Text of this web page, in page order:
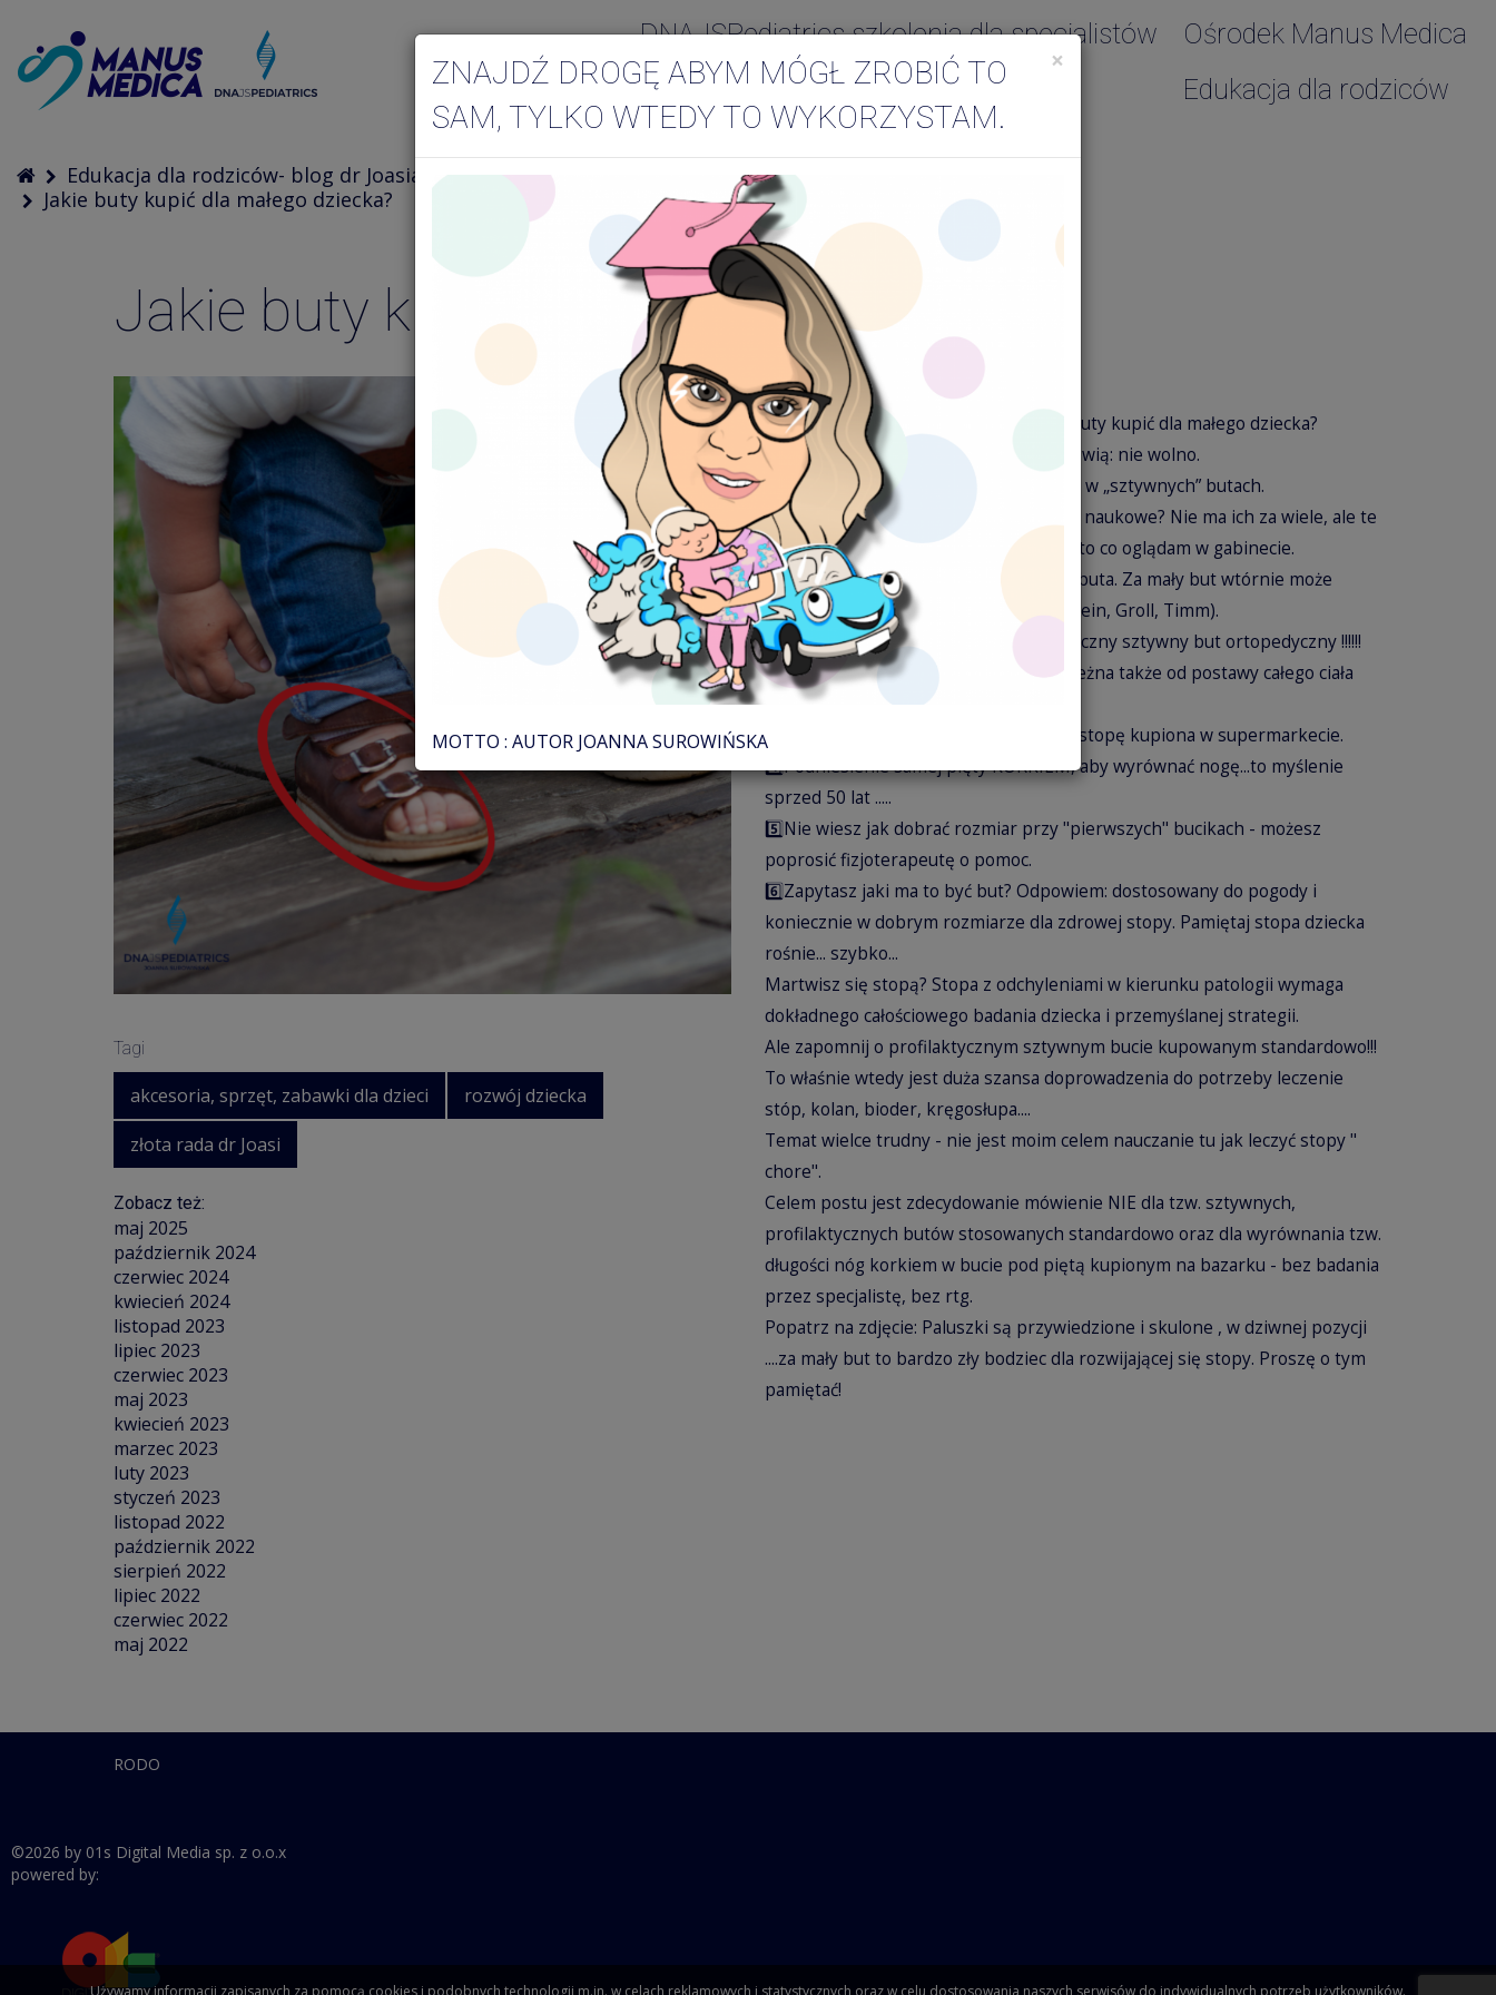
DNAJSPediatrics szkolenia dla specjalistów
Ośrodek Manus Medica
Edukacja dla rodziców
Edukacja dla rodziców- blog dr Joasia
Jakie buty kupić dla małego dziecka?
Jakie buty kupić dla małego dziecka?
Tagi
akcesoria, sprzęt, zabawki dla dzieci
rozwój dziecka
złota rada dr Joasi
Zobacz też:
maj 2025
październik 2024
czerwiec 2024
kwiecień 2024
listopad 2023
lipiec 2023
czerwiec 2023
maj 2023
kwiecień 2023
marzec 2023
luty 2023
styczeń 2023
listopad 2022
październik 2022
sierpień 2022
lipiec 2022
czerwiec 2022
maj 2022
Jedno z podstawowych pytań to: jakie buty kupić dla małego dziecka?
Jedni mówią: sztywny zapiętek. Inni mówią: nie wolno.
Jedni mówią: na boso. Inni mówią: tylko w „sztywnych” butach.
Dyskusja toczy się cały czas... .a badania naukowe? Nie ma ich za wiele, ale te
które są, potwierdzają jednak czasami to co oglądam w gabinecie.
1️⃣Najważniejszy jest dla mnie rozmiar buta. Za mały but wtórnie może
doprowadzić do wady stopy (badania Klein, Groll, Timm).
2️⃣Nie istnieje coś takiego jak profilaktyczny sztywny but ortopedyczny !!!!!!
Stopa to skomplikowana struktura, zależna także od postawy całego ciała
dziecka.
3️⃣Nie istnieje uniwersalna wkładka na stopę kupiona w supermarkecie.
4️⃣Podniesienie samej pięty KORKIEM, aby wyrównać nogę...to myślenie
sprzed 50 lat .....
5️⃣Nie wiesz jak dobrać rozmiar przy "pierwszych" bucikach - możesz
poprosić fizjoterapeutę o pomoc.
6️⃣Zapytasz jaki ma to być but? Odpowiem: dostosowany do pogody i
koniecznie w dobrym rozmiarze dla zdrowej stopy. Pamiętaj stopa dziecka
rośnie... szybko...
Martwisz się stopą? Stopa z odchyleniami w kierunku patologii wymaga
dokładnego całościowego badania dziecka i przemyślanej strategii.
Ale zapomnij o profilaktycznym sztywnym bucie kupowanym standardowo!!!
To właśnie wtedy jest duża szansa doprowadzenia do potrzeby leczenie
stóp, kolan, bioder, kręgosłupa....
Temat wielce trudny - nie jest moim celem nauczanie tu jak leczyć stopy "
chore".
Celem postu jest zdecydowanie mówienie NIE dla tzw. sztywnych,
profilaktycznych butów stosowanych standardowo oraz dla wyrównania tzw.
długości nóg korkiem w bucie pod piętą kupionym na bazarku - bez badania
przez specjalistę, bez rtg.
Popatrz na zdjęcie: Paluszki są przywiedzione i skulone , w dziwnej pozycji
....za mały but to bardzo zły bodziec dla rozwijającej się stopy. Proszę o tym
pamiętać!
RODO
©2026 by 01s Digital Media sp. z o.o.x
powered by:
×
ZNAJDŹ DROGĘ ABYM MÓGŁ ZROBIĆ TO
SAM, TYLKO WTEDY TO WYKORZYSTAM.
MOTTO : AUTOR JOANNA SUROWIŃSKA
Używamy informacji zapisanych za pomocą cookies i podobnych technologii m.in. w celach reklamowych i statystycznych oraz w celu dostosowania naszych serwisów do indywidualnych potrzeb użytkowników.